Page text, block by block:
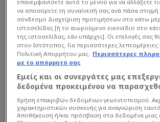
προβάδισμα στη μάχη της 2ης
στα προκριματικά του επόμενου
League.
Διαβάστε επίσης...
Στα "μανταλάκια"
Μπενίτεθ από
"Δεν γουστάρει
επανεμφανίσετε αυτό το μενού για να αλλάξετε
να αποσύρετε τη συναίνεσή σας ανά πάσα
σύνδεσμο Διαχείριση προτιμήσεων στο κάτω
ιστοσελίδας [ή το αιωρούμενο εικονίδιο στο
της ιστοσελίδας, εάν υπάρχει]. Οι επιλογές σας
στον Ιστότοπος. Για περισσότερες λεπτομέρειες
Πολιτική Απορρήτου μας. Περισσότερες
με το απόρρητό σας
Εμείς και οι συνεργάτες μας
δεδομένα προκειμένου να
Χρήση επακριβών δεδομένων γεωεντοπισμού.
χαρακτηριστικών συσκευής για αναγνώριση
Αποθήκευση ή/και πρόσβαση στα δεδομένα μιας